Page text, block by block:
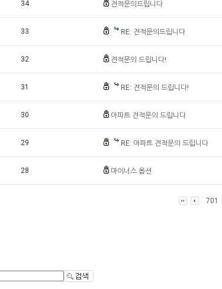
34 견적문의드립니다
33 RE: 견적문의드립니다
32 견적문의 드립니다!
31 RE: 견적문의 드립니다!
30 아파트 견적문의 드립니다
29 RE: 아파트 견적문의 드립니다
28 마이너스 옵션
701